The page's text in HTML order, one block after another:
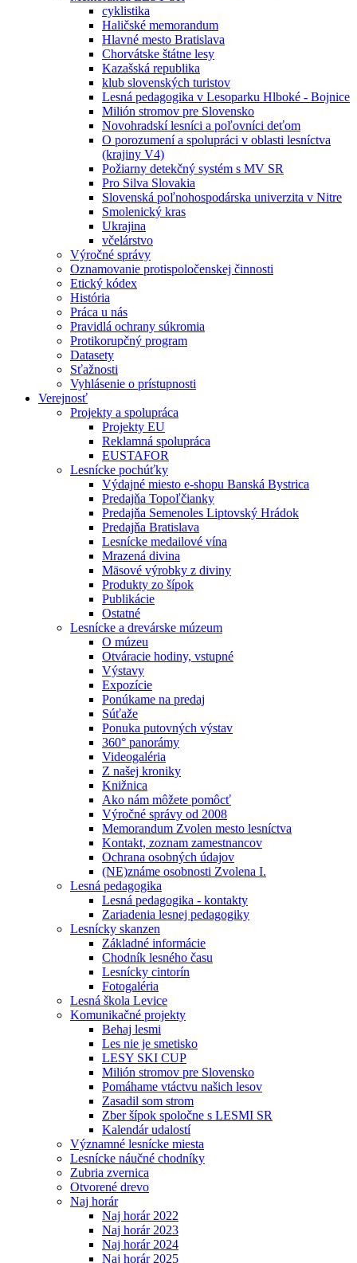
cyklistika
Haličské memorandum
Hlavné mesto Bratislava
Chorvátske štátne lesy
Kazašská republika
klub slovenských turistov
Lesná pedagogika v Lesoparku Hlboké - Bojnice
Milión stromov pre Slovensko
Novohradskí lesníci a poľovníci deťom
O porozumení a spolupráci v oblasti lesníctva
(krajiny V4)
Požiarny detekčný systém s MV SR
Pro Silva Slovakia
Slovenská poľnohospodárska univerzita v Nitre
Smolenický kras
Ukrajina
včelárstvo
Výročné správy
Oznamovanie protispoločenskej činnosti
Etický kódex
História
Práca u nás
Pravidlá ochrany súkromia
Protikorupčný program
Datasety
Sťažnosti
Vyhlásenie o prístupnosti
Verejnosť
Projekty a spolupráca
Projekty EU
Reklamná spolupráca
EUSTAFOR
Lesnícke pochúťky
Výdajné miesto e-shopu Banská Bystrica
Predajňa Topoľčianky
Predajňa Semenoles Liptovský Hrádok
Predajňa Bratislava
Lesnícke medailové vína
Mrazená divina
Mäsové výrobky z diviny
Produkty zo šípok
Publikácie
Ostatné
Lesnícke a drevárske múzeum
O múzeu
Otváracie hodiny, vstupné
Výstavy
Expozície
Ponúkame na predaj
Súťaže
Ponuka putovných výstav
360° panorámy
Videogaléria
Z našej kroniky
Knižnica
Ako nám môžete pomôcť
Výročné správy od 2008
Memorandum Zvolen mesto lesníctva
Kontakt, zoznam zamestnancov
Ochrana osobných údajov
(NE)známe osobnosti Zvolena I.
Lesná pedagogika
Lesná pedagogika - kontakty
Zariadenia lesnej pedagogiky
Lesnícky skanzen
Základné informácie
Chodník lesného času
Lesnícky cintorín
Fotogaléria
Lesná škola Levice
Komunikačné projekty
Behaj lesmi
Les nie je smetisko
LESY SKI CUP
Milión stromov pre Slovensko
Pomáhame vtáctvu našich lesov
Zasadil som strom
Zber šípok spoločne s LESMI SR
Kalendár udalostí
Významné lesnícke miesta
Lesnícke náučné chodníky
Zubria zvernica
Otvorené drevo
Naj horár
Naj horár 2022
Naj horár 2023
Naj horár 2024
Naj horár 2025